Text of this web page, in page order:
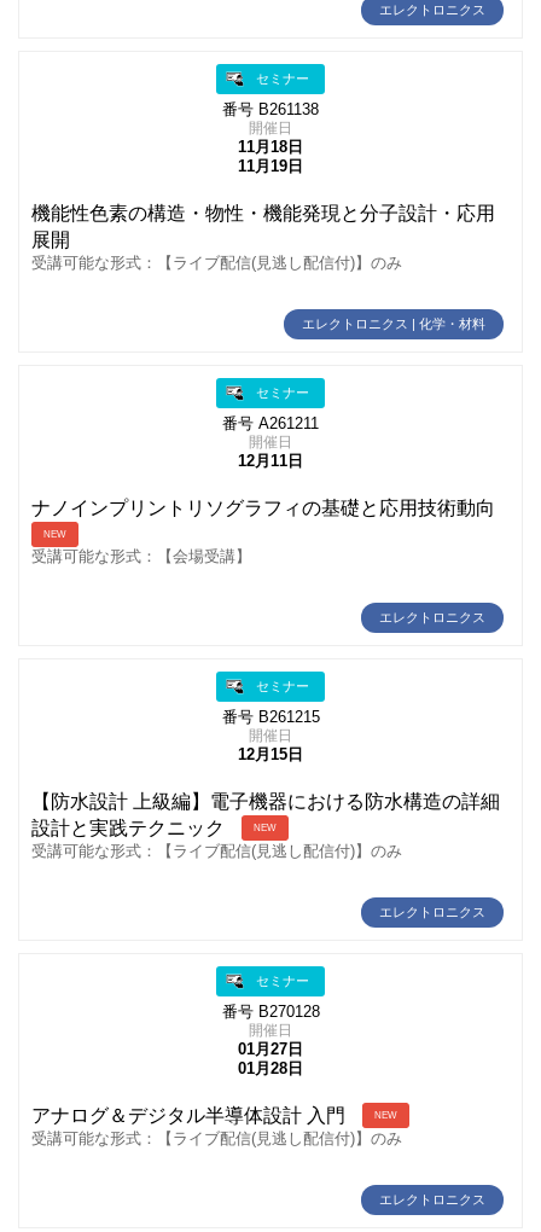
エレクトロニクス
セミナー
番号 B261138
開催日
11月18日
11月19日
機能性色素の構造・物性・機能発現と分子設計・応用
展開
受講可能な形式：【ライブ配信(見逃し配信付)】のみ
エレクトロニクス | 化学・材料
セミナー
番号 A261211
開催日
12月11日
ナノインプリントリソグラフィの基礎と応用技術動向
NEW
受講可能な形式：【会場受講】
エレクトロニクス
セミナー
番号 B261215
開催日
12月15日
【防水設計 上級編】電子機器における防水構造の詳細
設計と実践テクニック
NEW
受講可能な形式：【ライブ配信(見逃し配信付)】のみ
エレクトロニクス
セミナー
番号 B270128
開催日
01月27日
01月28日
アナログ＆デジタル半導体設計 入門 NEW
受講可能な形式：【ライブ配信(見逃し配信付)】のみ
エレクトロニクス